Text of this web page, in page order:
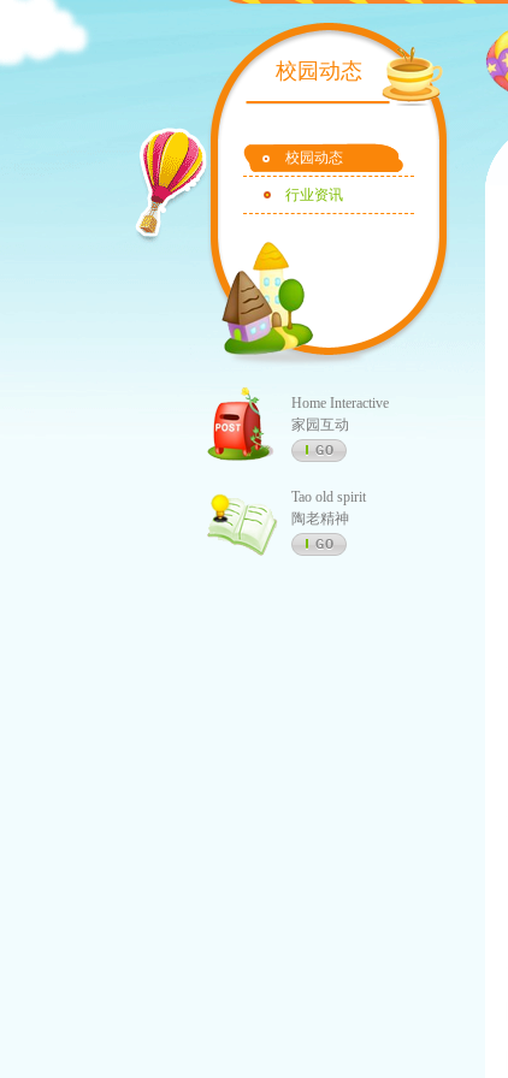
校园动态
校园动态
行业资讯
Home Interactive
家园互动
Tao old spirit
陶老精神